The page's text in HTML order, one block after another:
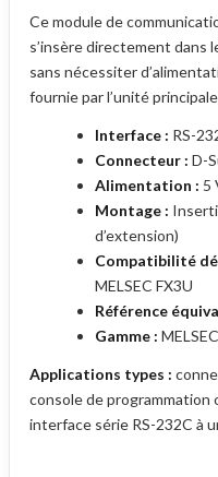
Ce module de
s’insère directement dans
sans nécessiter
fournie par l’unité
Interface : RS-
Connecteur : D-
Alimentation : 5
Montage :
d’extension)
Compatibilité
MELSEC FX3U
Référence
Gamme :
Applications types :
console de
interface série RS-232C à